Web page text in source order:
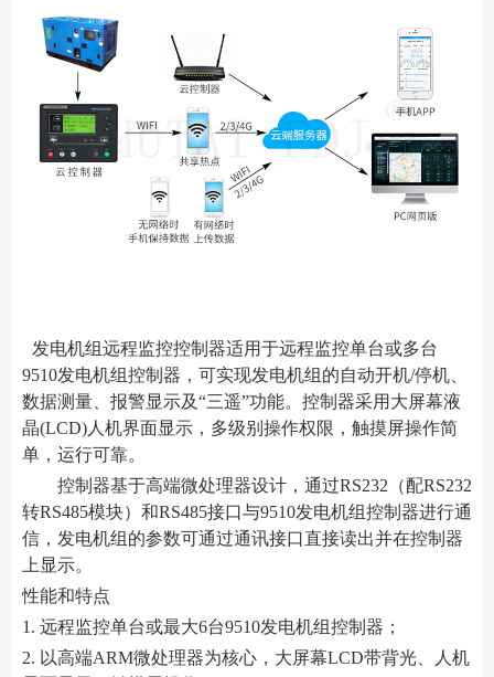
发电机组远程监控控制器适用于远程监控单台或多台
9510发电机组控制器，可实现发电机组的自动开机/停机、
数据测量、报警显示及“三遥”功能。控制器采用大屏幕液
晶(LCD)人机界面显示，多级别操作权限，触摸屏操作简
单，运行可靠。
控制器基于高端微处理器设计，通过RS232（配RS232
转RS485模块）和RS485接口与9510发电机组控制器进行通
信，发电机组的参数可通过通讯接口直接读出并在控制器
上显示。
性能和特点
1. 远程监控单台或最大6台9510发电机组控制器；
2. 以高端ARM微处理器为核心，大屏幕LCD带背光、人机